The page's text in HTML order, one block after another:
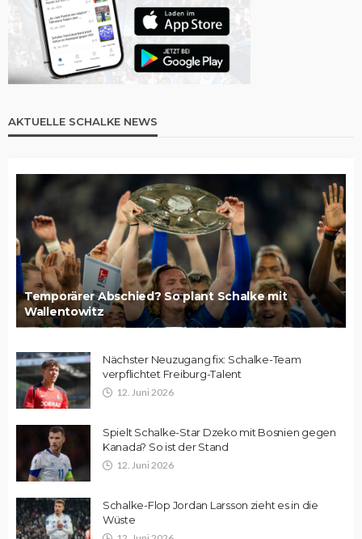
AKTUELLE SCHALKE NEWS
Temporärer Abschied? So plant Schalke mit
Wallentowitz
Nächster Neuzugang fix: Schalke-Team
verpflichtet Freiburg-Talent
12. Juni 2026
Spielt Schalke-Star Dzeko mit Bosnien gegen
Kanada? So ist der Stand
12. Juni 2026
Schalke-Flop Jordan Larsson zieht es in die
Wüste